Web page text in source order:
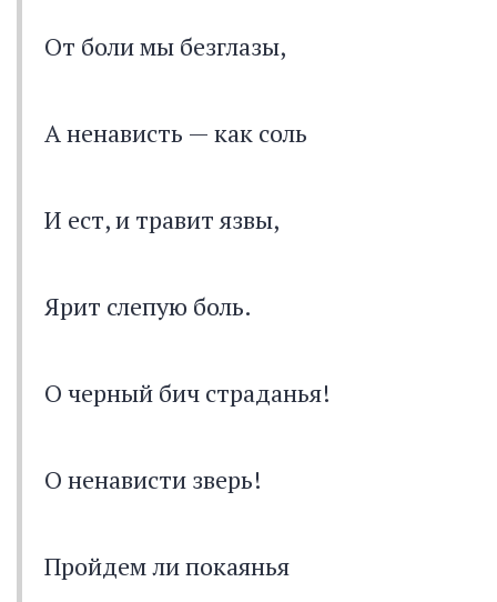
От боли мы безглазы,
А ненависть — как соль
И ест, и травит язвы,
Ярит слепую боль.
О черный бич страданья!
О ненависти зверь!
Пройдем ли покаянья